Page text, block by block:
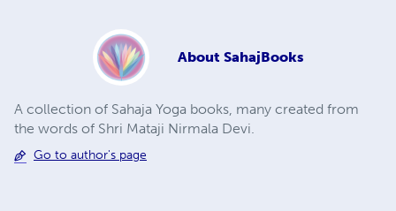
About SahajBooks
A collection of Sahaja Yoga books, many created from
the words of Shri Mataji Nirmala Devi.
Go to author's page